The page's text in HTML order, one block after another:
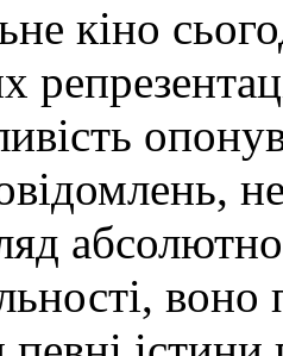
кіно
воно